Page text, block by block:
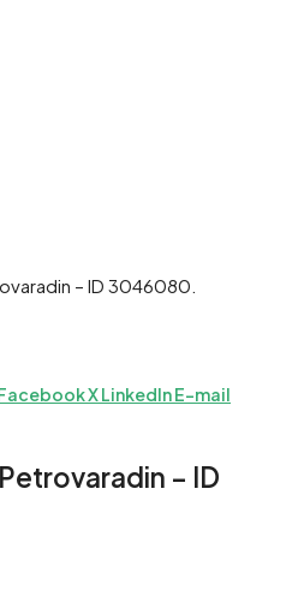
– ID 3046080.
XLinkedInE-mail
– ID